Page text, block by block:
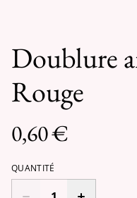
Doublure
Rouge
0,60 €
QUANTITÉ